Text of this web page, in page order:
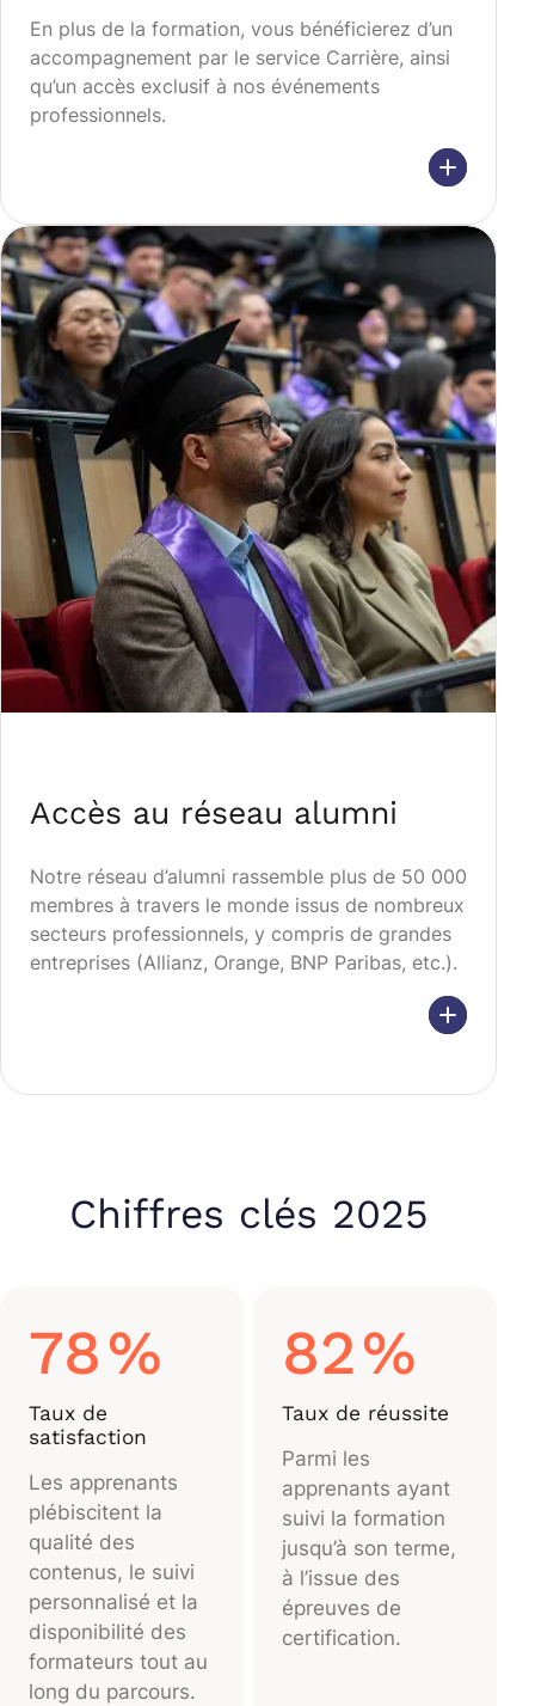
En plus de la formation, vous bénéficierez d’un
accompagnement par le service Carrière, ainsi
qu’un accès exclusif à nos événements
professionnels.
Accès au réseau alumni
Notre réseau d’alumni rassemble plus de 50 000
membres à travers le monde issus de nombreux
secteurs professionnels, y compris de grandes
entreprises (Allianz, Orange, BNP Paribas, etc.).
Chiffres clés 2025
78%
Taux de
satisfaction
Les apprenants
plébiscitent la
qualité des
contenus, le suivi
personnalisé et la
disponibilité des
formateurs tout au
long du parcours.
82%
Taux de réussite
Parmi les
apprenants ayant
suivi la formation
jusqu’à son terme,
à l’issue des
épreuves de
certification.